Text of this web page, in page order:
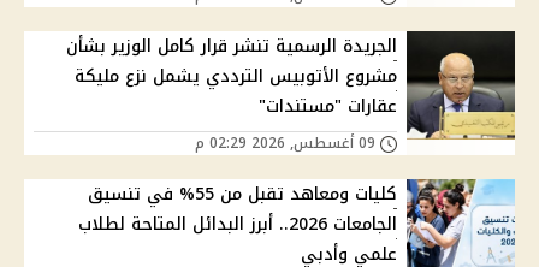
الجريدة الرسمية تنشر قرار كامل الوزير بشأن
مشروع الأتوبيس الترددي يشمل نزع مليكة
عقارات "مستندات"
كليات ومعاهد تقبل من 55% في تنسيق
الجامعات 2026.. أبرز البدائل المتاحة لطلاب
علمي وأدبي